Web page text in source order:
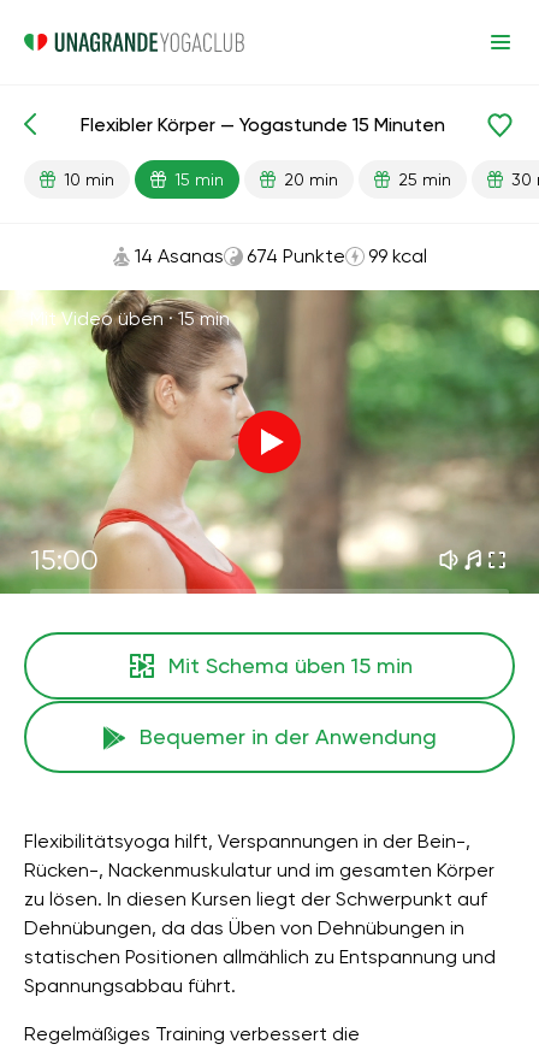
Fertige Lektionen Flexibilität
Flexibler Körper — Yogastunde 15 Minuten
10 min 15 min 20 min 25 min 30
14 Asanas 674 Punkte 99 kcal
Mit Video üben ·15 min
15:00
Mit Schema üben 15 min
Bequemer in der Anwendung
Flexibilitätsyoga hilft, Verspannungen in der Bein-,
Rücken-, Nackenmuskulatur und im gesamten Körper
zu lösen. In diesen Kursen liegt der Schwerpunkt auf
Dehnübungen, da das Üben von Dehnübungen in
statischen Positionen allmählich zu Entspannung und
Spannungsabbau führt.
Regelmäßiges Training verbessert die